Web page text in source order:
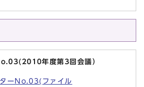
年度第3回会議）
ーNo.03(ファイル